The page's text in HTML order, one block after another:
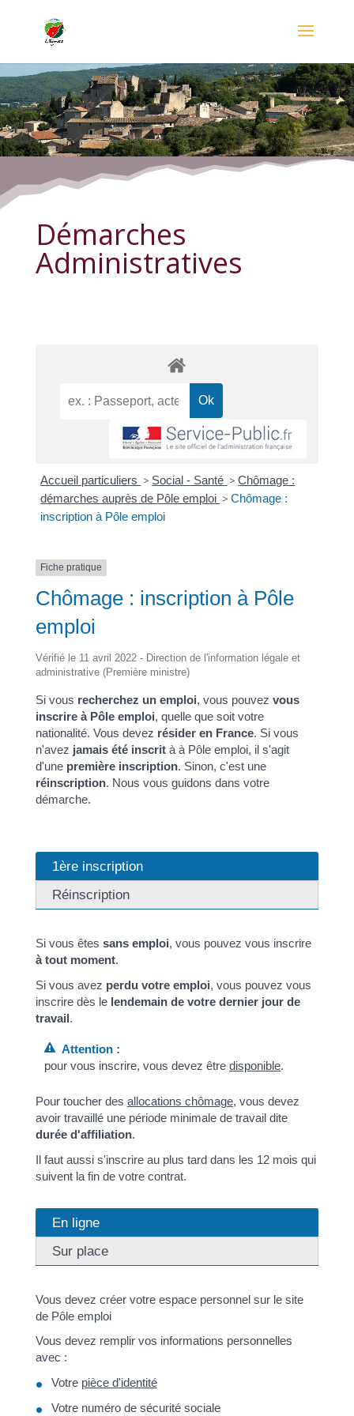
Démarches Administratives
Démarches
Administratives
Accueil particuliers > Social - Santé > Chômage :
démarches auprès de Pôle emploi > Chômage :
inscription à Pôle emploi
Fiche pratique
Chômage : inscription à Pôle
emploi
Vérifié le 11 avril 2022 - Direction de l'information légale et
administrative (Première ministre)
Si vous recherchez un emploi, vous pouvez vous
inscrire à Pôle emploi, quelle que soit votre
nationalité. Vous devez résider en France. Si vous
n'avez jamais été inscrit à à Pôle emploi, il s'agit
d'une première inscription. Sinon, c'est une
réinscription. Nous vous guidons dans votre
démarche.
1ère inscription
Réinscription
Si vous êtes sans emploi, vous pouvez vous inscrire
à tout moment.
Si vous avez perdu votre emploi, vous pouvez vous
inscrire dès le lendemain de votre dernier jour de
travail.
Attention :
pour vous inscrire, vous devez être disponible.
Pour toucher des allocations chômage, vous devez
avoir travaillé une période minimale de travail dite
durée d'affiliation.
Il faut aussi s'inscrire au plus tard dans les 12 mois qui
suivent la fin de votre contrat.
En ligne
Sur place
Vous devez créer votre espace personnel sur le site
de Pôle emploi
Vous devez remplir vos informations personnelles
avec :
Votre pièce d'identité
Votre numéro de sécurité sociale